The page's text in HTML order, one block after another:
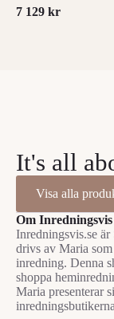
7 129 kr
It's all
Visa alla
Om
Inredningsvis.se
drivs av Maria
inredning. Denna
shoppa
Maria presenterar